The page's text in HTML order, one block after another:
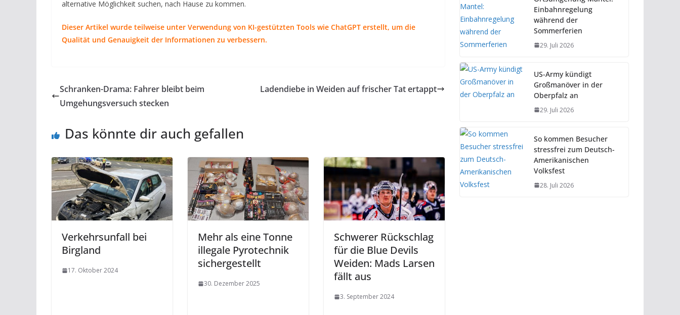
alternative Möglichkeit suchen, nach Hause zu kommen.
Dieser Artikel wurde teilweise unter Verwendung von KI-gestützten Tools wie ChatGPT erstellt, um die
Qualität und Genauigkeit der Informationen zu verbessern.
Schranken-Drama: Fahrer bleibt beim
Umgehungsversuch stecken
Ladendiebe in Weiden auf frischer Tat ertappt
Das könnte dir auch gefallen
Verkehrsunfall bei
Birgland
17. Oktober 2024
Mehr als eine Tonne
illegale Pyrotechnik
sichergestellt
30. Dezember 2025
Schwerer Rückschlag
für die Blue Devils
Weiden: Mads Larsen
fällt aus
3. September 2024
Einbahnregelung
während der
Sommerferien
29. Juli 2026
US-Army kündigt
Großmanöver in der
Oberpfalz an
29. Juli 2026
So kommen Besucher
stressfrei zum Deutsch-
Amerikanischen
Volksfest
28. Juli 2026